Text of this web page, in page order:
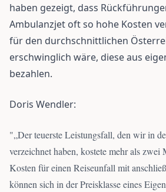
haben gezeigt, dass
Ambulanzjet oft so hohe Kosten
für den durchschnittlichen
erschwinglich wäre, diese aus
bezahlen.
Doris Wendler:
"„Der teuerste Leistungsfall, den wir in
verzeichnet haben, kostete mehr als
Kosten für einen Reiseunfall mit
können sich in der Preisklasse eines